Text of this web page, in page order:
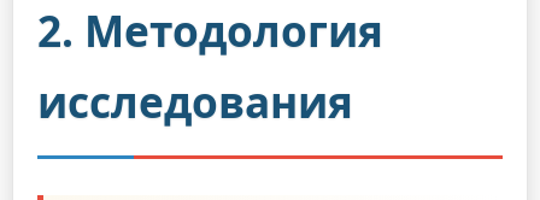
2. Методология
исследования